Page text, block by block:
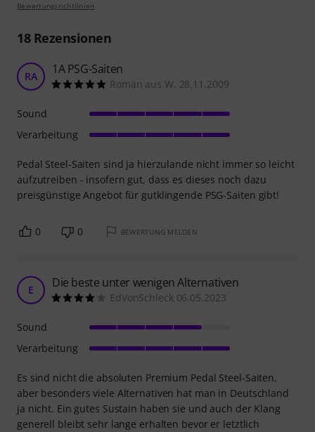
Bewertungsrichtlinien
18Rezensionen
RA 1A PSG-Saiten
Roman aus W. 28.11.2009
Pedal Steel-Saiten sind ja hierzulande nicht immer so leicht
aufzutreiben - insofern gut, dass es dieses noch dazu
preisgünstige Angebot für gutklingende PSG-Saiten gibt!
Sound
Verarbeitung
0 0 BEWERTUNG MELDEN
E Die beste unter wenigen Alternativen
EdVonSchleck 06.05.2023
Es sind nicht die absoluten Premium Pedal Steel-Saiten,
aber besonders viele Alternativen hat man in Deutschland
ja nicht. Ein gutes Sustain haben sie und auch der Klang
generell bleibt sehr lange erhalten bevor er letztlich
Sound
Verarbeitung